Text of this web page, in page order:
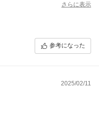
した。操作手順も本機に
もgood。
と不安もありましたが、
スイスイ進みます。おそら
すいのだと思います。（ま
満足です。４年以上稼働
ました。まだ１年目です
大体庭先の除雪を業者に
Ｈ社は、キャタピラタイ
逆に取り回しやすい気がし
く安く購入できした。
が不便かな！（オプション
２列目シートはそのままで
思います。
さらに表示
参考になった
2025/02/11